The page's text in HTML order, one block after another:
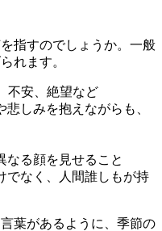
指すのでしょうか。一般
れます。
不安、絶望など
悲しみを抱えながらも、
なる顔を見せること
でなく、人間誰しもが持
葉があるように、季節の